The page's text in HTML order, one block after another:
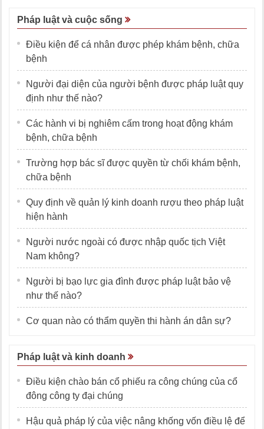
Pháp luật và cuộc sống
Điều kiện để cá nhân được phép khám bệnh, chữa
bệnh
Người đại diện của người bệnh được pháp luật quy
định như thế nào?
Các hành vi bị nghiêm cấm trong hoạt động khám
bệnh, chữa bệnh
Trường hợp bác sĩ được quyền từ chối khám bệnh,
chữa bệnh
Quy định về quản lý kinh doanh rượu theo pháp luật
hiện hành
Người nước ngoài có được nhập quốc tịch Việt
Nam không?
Người bị bạo lực gia đình được pháp luật bảo vệ
như thế nào?
Cơ quan nào có thẩm quyền thi hành án dân sự?
Pháp luật và kinh doanh
Điều kiện chào bán cổ phiếu ra công chúng của cổ
đông công ty đại chúng
Hậu quả pháp lý của việc nâng khống vốn điều lệ để